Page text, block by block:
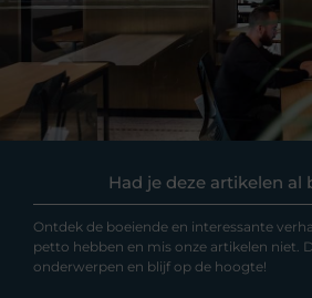
Had je deze artikelen al
Ontdek de boeiende en interessante
petto hebben en mis onze artikelen niet.
onderwerpen en blijf op de hoogte!